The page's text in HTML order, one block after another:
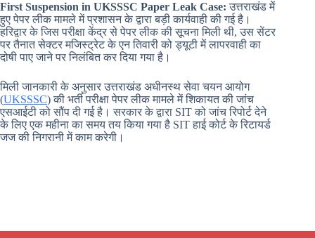
First Suspension in UKSSSC Paper Leak Case: उत्तराखंड में
हुए पेपर लीक मामले में प्रशासन के द्वारा बड़ी कार्यवाही की गई है।
हरिद्वार के जिस परीक्षा केंद्र से पेपर लीक की सूचना मिली थी, उस सेंटर
पर तैनात सेक्टर मजिस्ट्रेट के एन तिवारी को ड्यूटी में लापरवाही का
दोषी पाए जाने पर निलंबित कर दिया गया है।
मिली जानकारी के अनुसार उत्तराखंड अधीनस्थ सेवा चयन आयोग
(UKSSSC) की भर्ती परीक्षा पेपर लीक मामले में शिकायत की जांच
एसआईटी को सौंप दी गई है। सरकार के द्वारा SIT को जांच रिपोर्ट देने
के लिए एक महीना का समय तय किया गया है SIT हाई कोर्ट के रिटायर्ड
जज की निगरानी में काम करेगी।